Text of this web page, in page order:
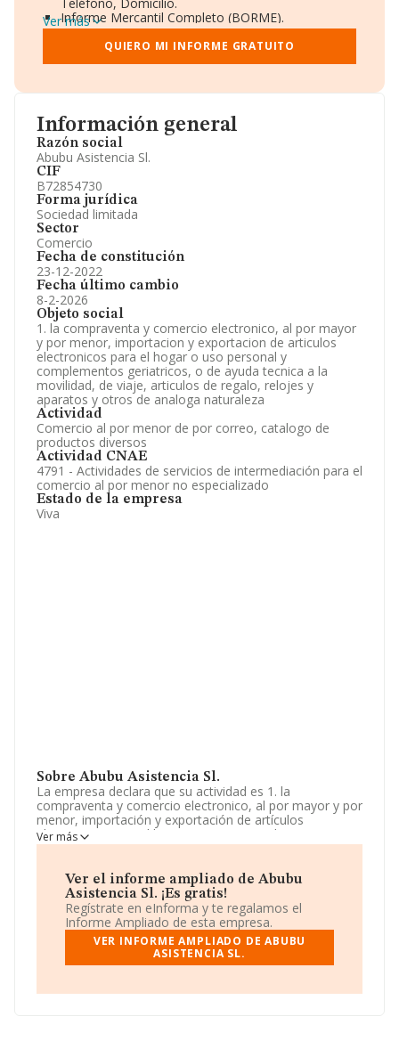
Información general
Razón social
Abubu Asistencia Sl.
CIF
B72854730
Forma jurídica
Sociedad limitada
Sector
Comercio
Fecha de constitución
23-12-2022
Fecha último cambio
8-2-2026
Objeto social
1. la compraventa y comercio electronico, al por mayor
y por menor, importacion y exportacion de articulos
electronicos para el hogar o uso personal y
complementos geriatricos, o de ayuda tecnica a la
movilidad, de viaje, articulos de regalo, relojes y
aparatos y otros de analoga naturaleza
Actividad
Comercio al por menor de por correo, catalogo de
productos diversos
Actividad CNAE
4791 - Actividades de servicios de intermediación para el
comercio al por menor no especializado
Estado de la empresa
Viva
Sobre Abubu Asistencia Sl.
La empresa declara que su actividad es 1. la
compraventa y comercio electronico, al por mayor y por
menor, importación y exportación de artículos
electronicos para el hogar o uso personal y
complementos geriatricos, o de ayuda tecnica a la
aparatos y otros de analoga naturaleza. La empresa
aparece inscrita en el Registro Mercantil como Sociedad
Limitada. Clasifica su actividad CNAE como 'Comercio al
por menor por correspondencia o internet', código
4791. La compañía realiza actividad internacional tanto
de importación como exportación.
tiene domicilio fiscal en Calle Rio Esla núm. 25, (28023),
Ver más
Ver el informe ampliado de Abubu
Asistencia Sl. ¡Es gratis!
Regístrate en eInforma y te regalamos el
Informe Ampliado de esta empresa.
VER INFORME AMPLIADO DE ABUBU
ASISTENCIA SL.
Informe Mercantil Completo (BORME).
Gráficos de Evolución Ventas y Empleados.
Consejo de Administración y Administradores.
Directivos y Ejecutivos.
Información oficial y registral complementaria.
Ver más
QUIERO MI INFORME GRATUITO